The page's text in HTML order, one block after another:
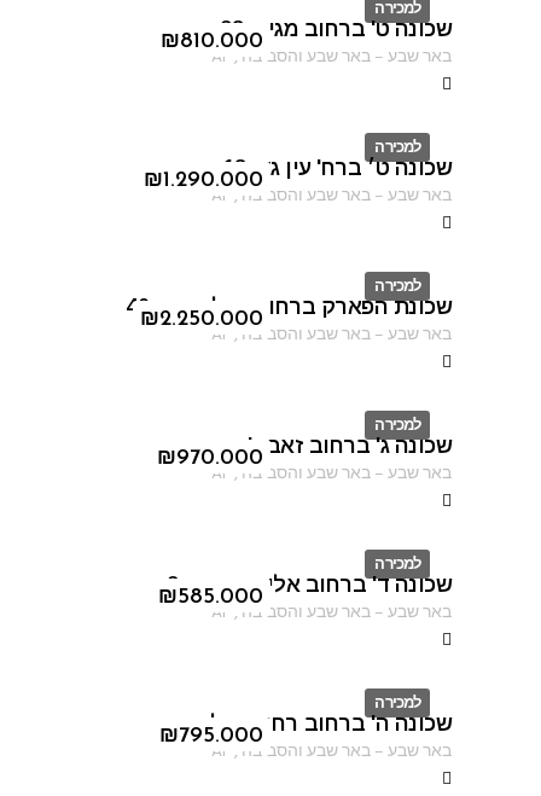
למכירה
ID
₪810.000
שכונה ט' ברחוב מגידו 38
באר שבע–באר שבע והסביבה ,
AF
למכירה
ID
₪1.290.000
שכונה ט׳ ברח' עין גדי 18
באר שבע–באר שבע והסביבה ,
AF
למכירה
ID
₪2.250.000
שכונת הפארק ברחוב נחל קדרון 40
באר שבע–באר שבע והסביבה ,
AF
למכירה
ID
₪970.000
שכונה ג' ברחוב זאב ז'בוטינסקי
באר שבע–באר שבע והסביבה ,
AF
למכירה
ID
₪585.000
שכונה ד' ברחוב אליהו הנביא 2
באר שבע–באר שבע והסביבה ,
AF
למכירה
ID
₪795.000
שכונה ה' ברחוב רחוב מילוס
באר שבע–באר שבע והסביבה ,
AF